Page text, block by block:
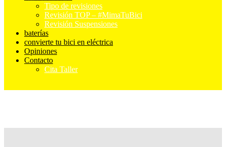
Tipo de revisiones
Revisión TOP – #MimaTuBici
Revisión Suspensiones
baterías
convierte tu bici en eléctrica
Opiniones
Contacto
Cita Taller